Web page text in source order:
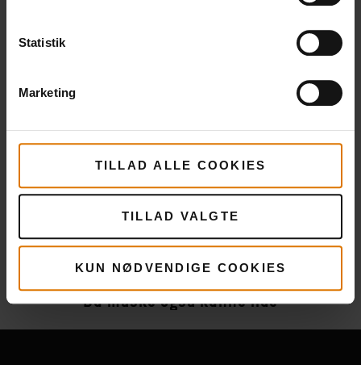
Statistik
Marketing
TILLAD ALLE COOKIES
TILLAD VALGTE
KUN NØDVENDIGE COOKIES
Flereopskrifter
Du måske også kunne lide